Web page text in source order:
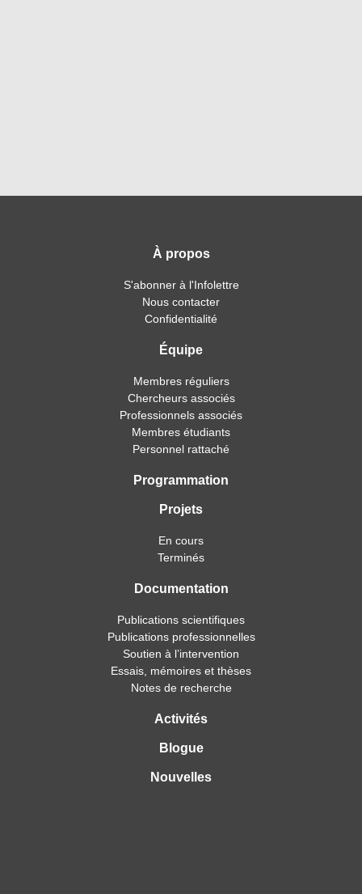
À propos
S'abonner à l'Infolettre
Nous contacter
Confidentialité
Équipe
Membres réguliers
Chercheurs associés
Professionnels associés
Membres étudiants
Personnel rattaché
Programmation
Projets
En cours
Terminés
Documentation
Publications scientifiques
Publications professionnelles
Soutien à l’intervention
Essais, mémoires et thèses
Notes de recherche
Activités
Blogue
Nouvelles